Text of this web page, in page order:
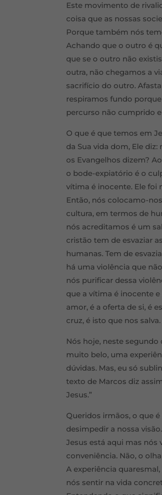
Este movimento de
coisa que as nossas
Porque também nós
Achando que o outro é
que se o outro não
outra, não chegamos a
sacrifício do outro.
respiramos fundo
percurso não cumprido
O que é que temos em
da Sua vida dom, Ele
os Evangelhos dizem?
o bode-expiatório é o
vítima é inocente. Ele foi
Então, nós colocamo-
cultura, em termos de
nós acreditamos é um
cristão tem de esvaziar
humanas. Tem de
há uma violência que
nós purificar dessa
que a vítima é inocente
amor, é a oferta de si, é
cruz, é isto que nos salva.
Nós hoje, neste
muito belo, uma
dúvidas. Mas, eu só
texto de Marcos diz
Jesus.”
Queridos irmãos, o que
desimpedir a nossa
Jesus está aqui mas nós
conveniência. Não, o
A experiência
nós sentir na vida